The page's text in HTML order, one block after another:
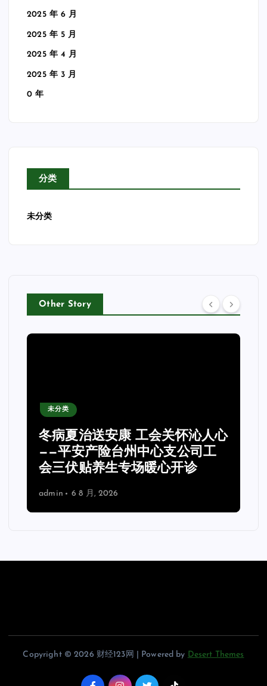
2025 年 6 月
2025 年 5 月
2025 年 4 月
2025 年 3 月
0 年
分类
未分类
Other Story
未分类
冬病夏治送安康 工会关怀沁人心
——平安产险台州中心支公司工
会三伏贴养生专场暖心开诊
admin 6 8 月, 2026
Copyright © 2026 财经123网 | Powered by Desert Themes